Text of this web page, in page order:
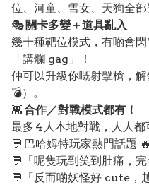
位、河童、雪女、天狗全部
🎭 關卡多變＋道具亂入
幾十種靶位模式，有啲會
「講爛 gag」！
仲可以升級你嘅射擊槍，
💣）。
👾合作／對戰模式都有！
最多 4 人本地對戰，人人
💬 巴哈姆特玩家熱門話題 🔥
💬「呢隻玩到笑到肚痛，完
💬「反而啲妖怪好 cute，